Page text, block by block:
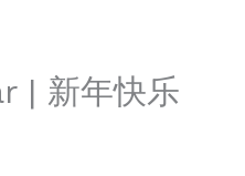
| 新年快乐